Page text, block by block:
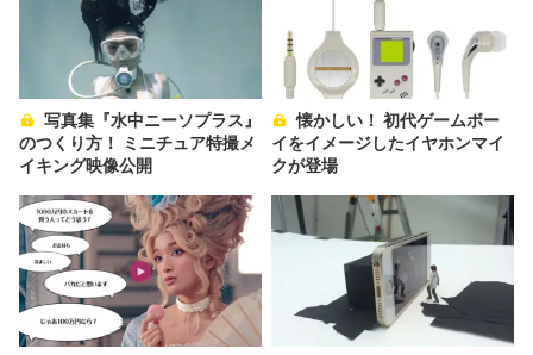
のつくり方！ ミニチュア特撮メ
イキング映像公開
懐かしい！ 初代ゲームボー
イをイメージしたイヤホンマイ
クが登場